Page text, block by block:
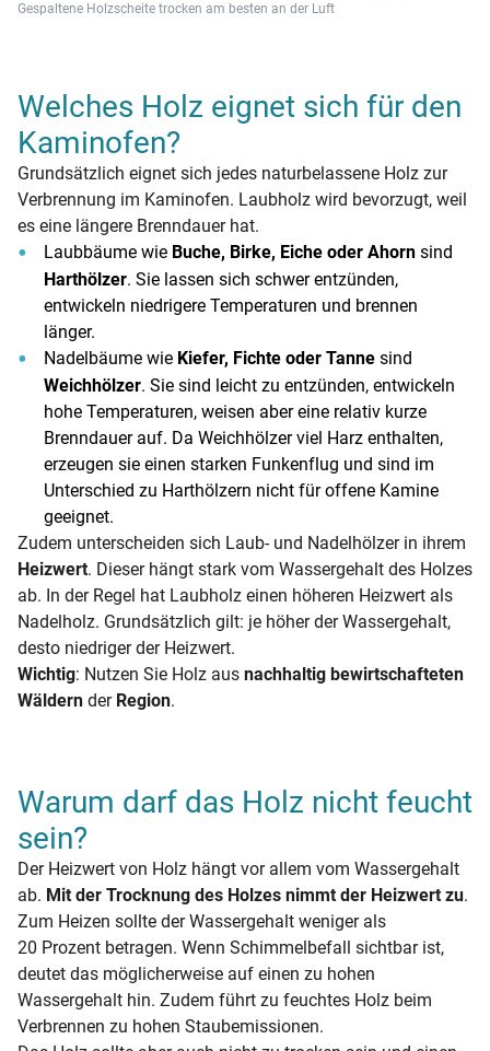
Gespaltene Holzscheite trocken am besten an der Luft
Welches Holz eignet sich für den
Kaminofen?
Grundsätzlich eignet sich jedes naturbelassene Holz zur
Verbrennung im Kaminofen. Laubholz wird bevorzugt, weil
es eine längere Brenndauer hat.
Laubbäume wie Buche, Birke, Eiche oder Ahorn sind
Harthölzer. Sie lassen sich schwer entzünden,
entwickeln niedrigere Temperaturen und brennen
länger.
Nadelbäume wie Kiefer, Fichte oder Tanne sind
Weichhölzer. Sie sind leicht zu entzünden, entwickeln
hohe Temperaturen, weisen aber eine relativ kurze
Brenndauer auf. Da Weichhölzer viel Harz enthalten,
erzeugen sie einen starken Funkenflug und sind im
Unterschied zu Harthölzern nicht für offene Kamine
geeignet.
Zudem unterscheiden sich Laub- und Nadelhölzer in ihrem
Heizwert. Dieser hängt stark vom Wassergehalt des Holzes
ab. In der Regel hat Laubholz einen höheren Heizwert als
Nadelholz. Grundsätzlich gilt: je höher der Wassergehalt,
desto niedriger der Heizwert.
Wichtig: Nutzen Sie Holz aus nachhaltig bewirtschafteten
Wäldern der Region.
Warum darf das Holz nicht feucht
sein?
Der Heizwert von Holz hängt vor allem vom Wassergehalt
ab. Mit der Trocknung des Holzes nimmt der Heizwert zu.
Zum Heizen sollte der Wassergehalt weniger als
20 Prozent betragen. Wenn Schimmelbefall sichtbar ist,
deutet das möglicherweise auf einen zu hohen
Wassergehalt hin. Zudem führt zu feuchtes Holz beim
Verbrennen zu hohen Staubemissionen.